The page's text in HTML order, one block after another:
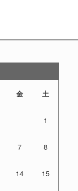
金 土
1
7 8
14 15